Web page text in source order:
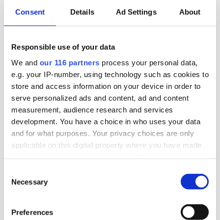
Consent Details Ad Settings About
Responsible use of your data
We and our 116 partners process your personal data,
e.g. your IP-number, using technology such as cookies to
store and access information on your device in order to
serve personalized ads and content, ad and content
measurement, audience research and services
development. You have a choice in who uses your data
and for what purposes. Your privacy choices are only
applicable on this digital property where you have made
the Privacy trigger icon.
Find out more about how your personal data is processed
and set your preferences in the
Selection
Necessary
Preferences
Affärer
2026-08-10, 06:30
Moderaterna släpper valfilmer –
toppar turnerar
Moderaterna släpper tre nya valfilmer på temat
För ett rättvisare Sverige. Samtidigt ger sig fyra
moderattoppar, inklusive statsminister Ulf
Kristersson, ut på en tre dagar lång bussturné.
Val 2026